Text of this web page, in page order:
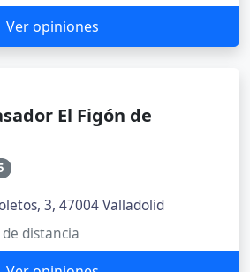
Ver opiniones
El Figón de
3, 47004 Valladolid
distancia